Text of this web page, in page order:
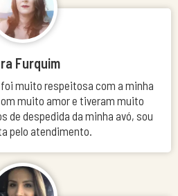
Furquim
muito respeitosa com a minha
muito amor e tiveram muito
de despedida da minha avó, sou
pelo atendimento.